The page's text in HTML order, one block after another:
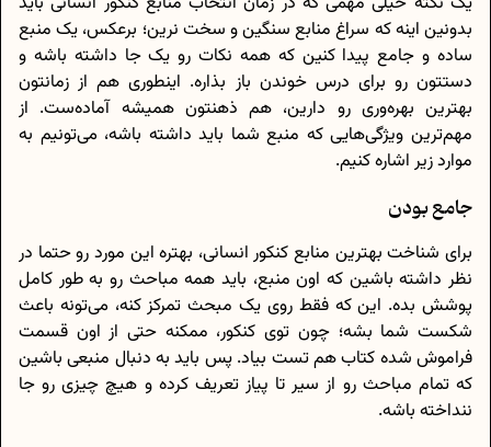
بدونین اینه که سراغ منابع سنگین و سخت نرین؛ برعکس، یک منبع
ساده و جامع پیدا کنین که همه نکات رو یک جا داشته باشه و
دستتون رو برای درس خوندن باز بذاره. اینطوری هم از زمانتون
بهترین بهره‌‎وری رو دارین، هم ذهنتون همیشه آماده‌ست. از
مهم‌ترین ویژگی‌هایی که منبع شما باید داشته باشه، می‌تونیم به
موارد زیر اشاره کنیم.
جامع بودن
برای شناخت بهترین منابع کنکور انسانی، بهتره این مورد رو حتما در
نظر داشته باشین که اون منبع، باید همه مباحث رو به طور کامل
پوشش بده. این که فقط روی یک مبحث تمرکز کنه، می‌تونه باعث
شکست شما بشه؛ چون توی کنکور، ممکنه حتی از اون قسمت
فراموش شده کتاب هم تست بیاد. پس باید به دنبال منبعی باشین
که تمام مباحث رو از سیر تا پیاز تعریف کرده و هیچ چیزی رو جا
ننداخته باشه.